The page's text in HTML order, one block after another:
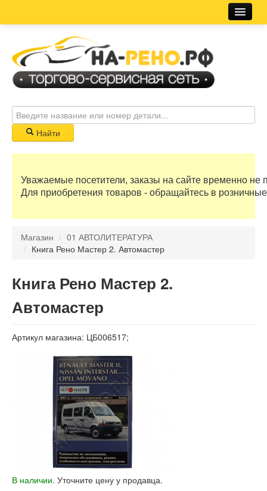
Магазин
Новости
Автосервис
Корзина
0 руб
Регистрация
Найти
Уважаемые посетители, заказы на сайте временно не
Для приобретения товаров - обращайтесь в
Магазин / 01 АВТОЛИТЕРАТУРА
/ Книга Рено Мастер 2. Автомастер
Книга Рено Мастер 2.
Автомастер
Артикул магазина: ЦБ006517;
В наличии. Уточните цену у продавца.